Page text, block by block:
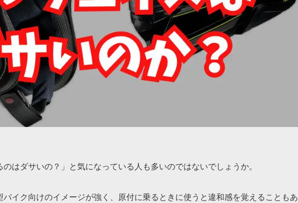
のはダサいの？」と気になっている人も多いのではないでしょうか。
イク向けのイメージが強く、原付に乗るときに使うと違和感を覚えることもあ